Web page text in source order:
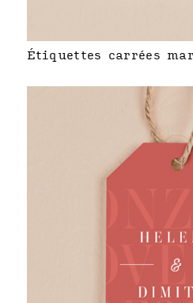
Étiquettes carrées